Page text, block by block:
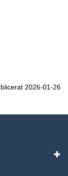
2026-01-26